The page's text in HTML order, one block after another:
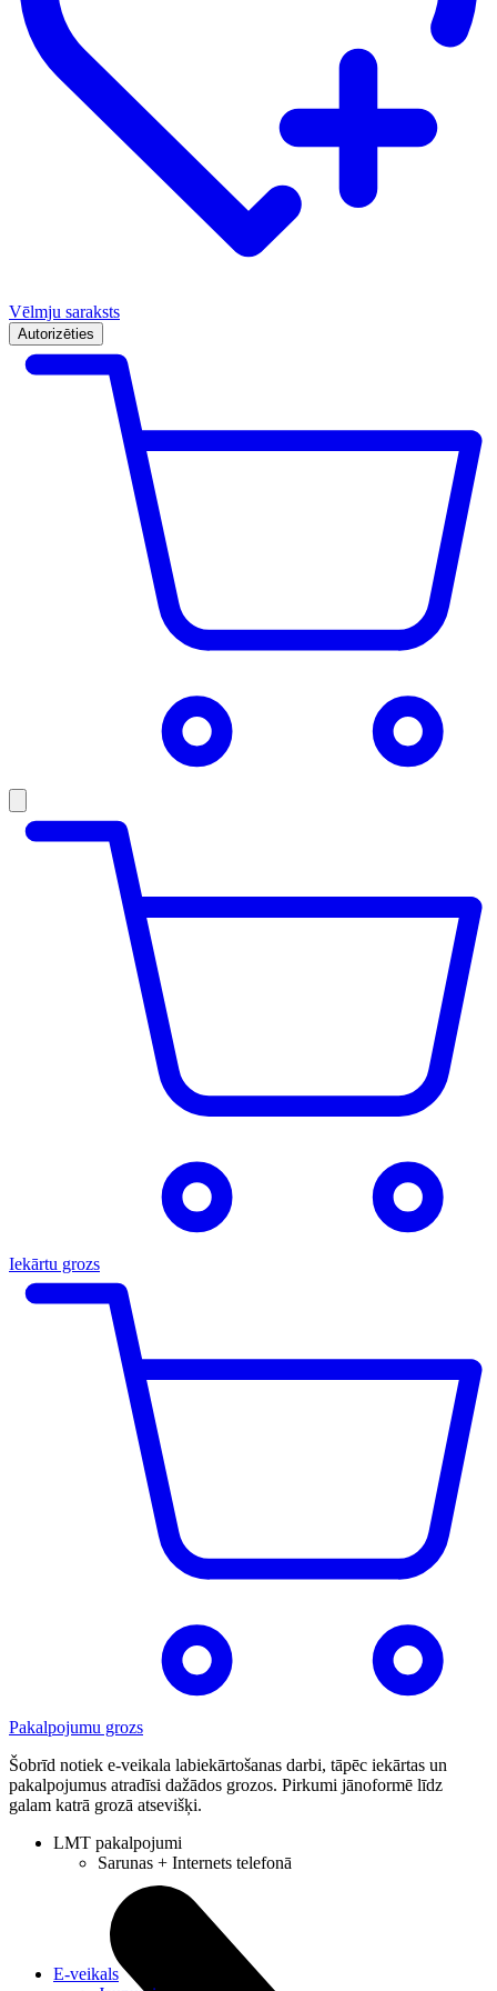
Vēlmju saraksts
Autorizēties
Iekārtu grozs
Pakalpojumu grozs
Šobrīd notiek e-veikala labiekārtošanas darbi, tāpēc iekārtas un
pakalpojumus atradīsi dažādos grozos. Pirkumi jānoformē līdz
galam katrā grozā atsevišķi.
LMT pakalpojumi
Sarunas + Internets telefonā
E-veikals